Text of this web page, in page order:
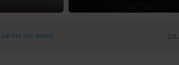
het ons weten! Dit